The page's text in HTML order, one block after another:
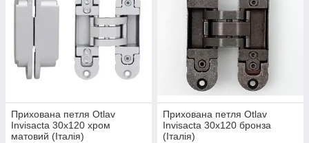
Прихована петля Otlav
Invisacta 30х120 хром
матовий (Італія)
Прихована петля Otlav
Invisacta 30х120 бронза
(Італія)